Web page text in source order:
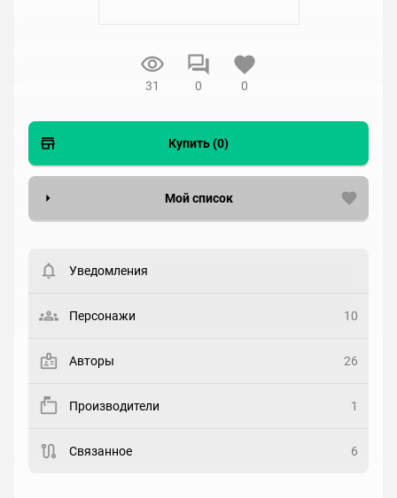
31 0 0
Купить (0)
Мой список
Статус
Рейтинг
Реакция
Уведомления
Персонажи 10
Авторы 26
Производители 1
Связанное 6